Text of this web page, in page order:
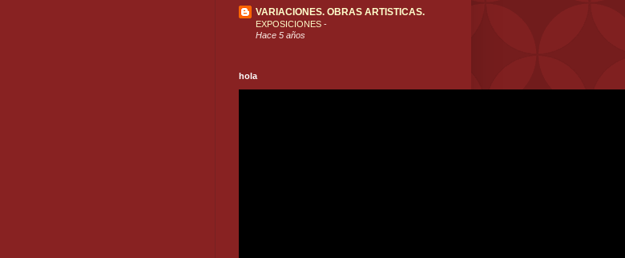
VARIACIONES. OBRAS ARTISTICAS.
EXPOSICIONES -
Hace 5 años
hola